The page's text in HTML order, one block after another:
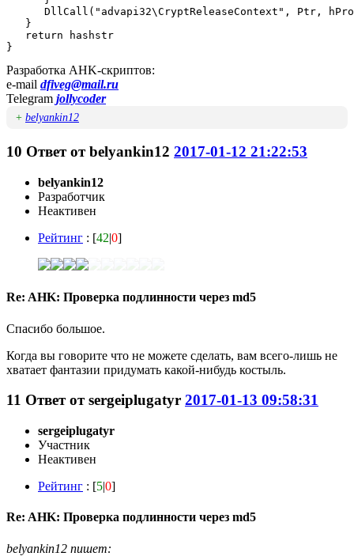
DllCall("advapi32\CryptReleaseContext", Ptr,
   }
   return hashstr
}
Разработка AHK-скриптов:
e-mail dfiveg@mail.ru
Telegram jollycoder
+ belyankin12
10 Ответ отbelyankin12 2017-01-12 21:22:53
belyankin12
Разработчик
Неактивен
Рейтинг : [42|0]
Re: AHK: Проверка подлинности через md5
Спасибо большое.
Когда вы говорите что не можете сделать, вам всего-лишь не
хватает фантазии придумать какой-нибудь костыль.
11 Ответ отsergeiplugatyr 2017-01-13 09:58:31
sergeiplugatyr
Участник
Неактивен
Рейтинг : [5|0]
Re: AHK: Проверка подлинности через md5
belyankin12 пишет: